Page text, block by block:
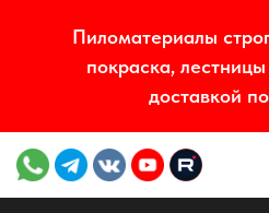
Пиломатериалы
покраска,
доставкой